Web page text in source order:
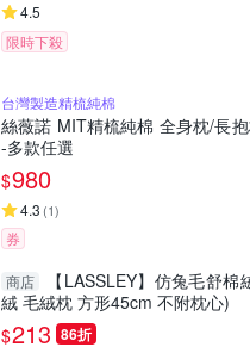
4.5
限時下殺
台灣製造精梳純棉
絲薇諾 MIT精梳純棉 全身枕/長
-多款任選
$980
4.3 (1)
券
商店
【LASSLEY】仿兔毛舒
絨 毛絨枕 方形45cm 不附枕心)
$213 86折